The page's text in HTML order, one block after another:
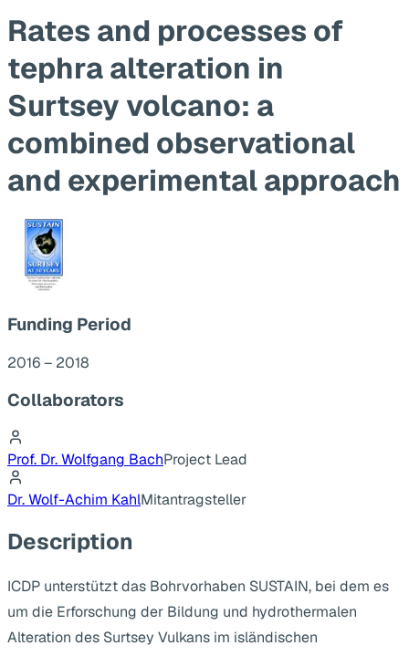
Rates and processes of
tephra alteration in
Surtsey volcano: a
combined observational
and experimental approach
Funding Period
2016 – 2018
Collaborators
Prof. Dr. Wolfgang BachProject Lead
Dr. Wolf-Achim KahlMitantragsteller
Description
ICDP unterstützt das Bohrvorhaben SUSTAIN, bei dem es
um die Erforschung der Bildung und hydrothermalen
Alteration des Surtsey Vulkans im isländischen